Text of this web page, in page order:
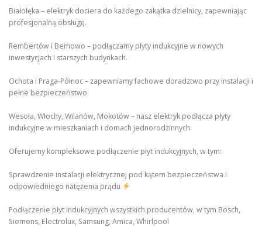
Białołęka – elektryk dociera do każdego zakątka dzielnicy, zapewniając
profesjonalną obsługę.
Rembertów i Bemowo – podłączamy płyty indukcyjne w nowych
inwestycjach i starszych budynkach.
Ochota i Praga-Północ – zapewniamy fachowe doradztwo przy instalacji i
pełne bezpieczeństwo.
Wesoła, Włochy, Wilanów, Mokotów – nasz elektryk podłącza płyty
indukcyjne w mieszkaniach i domach jednorodzinnych.
Oferujemy kompleksowe podłączenie płyt indukcyjnych, w tym:
Sprawdzenie instalacji elektrycznej pod kątem bezpieczeństwa i
odpowiedniego natężenia prądu
Podłączenie płyt indukcyjnych wszystkich producentów, w tym Bosch,
Siemens, Electrolux, Samsung, Amica, Whirlpool